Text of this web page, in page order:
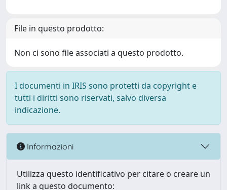
File in questo prodotto:
Non ci sono file associati a questo prodotto.
I documenti in IRIS sono protetti da copyright e
tutti i diritti sono riservati, salvo diversa
indicazione.
Informazioni
Utilizza questo identificativo per citare o creare un
link a questo documento: